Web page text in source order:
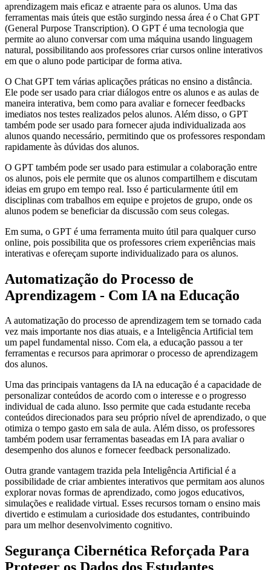
aprendizagem mais eficaz e atraente para os alunos. Uma das
ferramentas mais úteis que estão surgindo nessa área é o Chat GPT
(General Purpose Transcription). O GPT é uma tecnologia que
permite ao aluno conversar com uma máquina usando linguagem
natural, possibilitando aos professores criar cursos online interativos
em que o aluno pode participar de forma ativa.
O Chat GPT tem várias aplicações práticas no ensino a distância.
Ele pode ser usado para criar diálogos entre os alunos e as aulas de
maneira interativa, bem como para avaliar e fornecer feedbacks
imediatos nos testes realizados pelos alunos. Além disso, o GPT
também pode ser usado para fornecer ajuda individualizada aos
alunos quando necessário, permitindo que os professores respondam
rapidamente às dúvidas dos alunos.
O GPT também pode ser usado para estimular a colaboração entre
os alunos, pois ele permite que os alunos compartilhem e discutam
ideias em grupo em tempo real. Isso é particularmente útil em
disciplinas com trabalhos em equipe e projetos de grupo, onde os
alunos podem se beneficiar da discussão com seus colegas.
Em suma, o GPT é uma ferramenta muito útil para qualquer curso
online, pois possibilita que os professores criem experiências mais
interativas e ofereçam suporte individualizado para os alunos.
Automatização do Processo de
Aprendizagem - Com IA na Educação
A automatização do processo de aprendizagem tem se tornado cada
vez mais importante nos dias atuais, e a Inteligência Artificial tem
um papel fundamental nisso. Com ela, a educação passou a ter
ferramentas e recursos para aprimorar o processo de aprendizagem
dos alunos.
Uma das principais vantagens da IA na educação é a capacidade de
personalizar conteúdos de acordo com o interesse e o progresso
individual de cada aluno. Isso permite que cada estudante receba
conteúdos direcionados para seu próprio nível de aprendizado, o que
otimiza o tempo gasto em sala de aula. Além disso, os professores
também podem usar ferramentas baseadas em IA para avaliar o
desempenho dos alunos e fornecer feedback personalizado.
Outra grande vantagem trazida pela Inteligência Artificial é a
possibilidade de criar ambientes interativos que permitam aos alunos
explorar novas formas de aprendizado, como jogos educativos,
simulações e realidade virtual. Esses recursos tornam o ensino mais
divertido e estimulam a curiosidade dos estudantes, contribuindo
para um melhor desenvolvimento cognitivo.
Segurança Cibernética Reforçada Para